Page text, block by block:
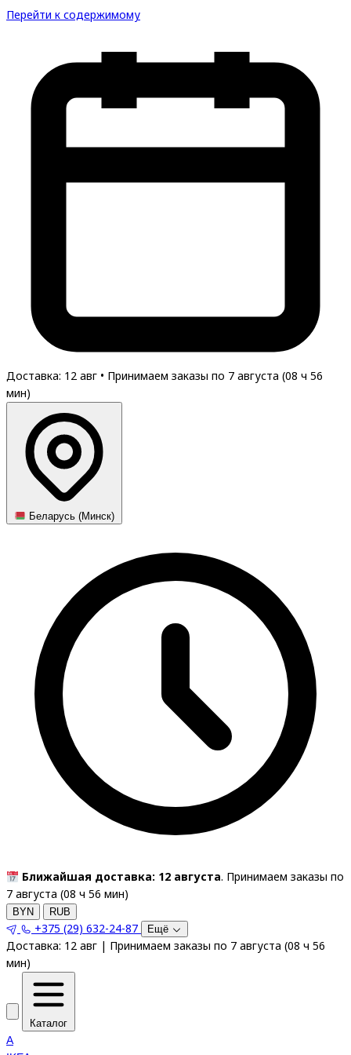
Перейти к содержимому
Доставка: 12 авг • Принимаем заказы по 7 августа (08 ч 56
мин)
Беларусь (Минск)
Ближайшая доставка: 12 августа. Принимаем заказы по
7 августа (08 ч 56 мин)
BYN RUB
+375 (29) 632-24-87 Ещё
Доставка: 12 авг | Принимаем заказы по 7 августа (08 ч 56
мин)
Каталог
A